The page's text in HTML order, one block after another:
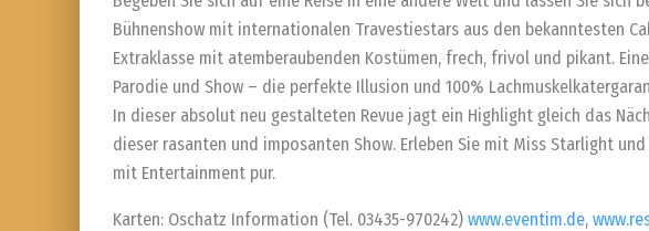
Bühnenshow mit internationalen Travestiestars aus den bekanntesten
Extraklasse mit atemberaubenden Kostümen, frech, frivol und pikant. Eine
Parodie und Show – die perfekte Illusion und 100%
In dieser absolut neu gestalteten Revue jagt ein Highlight gleich das
dieser rasanten und imposanten Show. Erleben Sie mit Miss Starlight
mit Entertainment pur.
Karten: Oschatz Information (Tel. 03435-970242) www.eventim.de,